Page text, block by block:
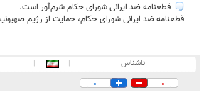
قطعنامه ضد ایرانی شورای حکام شرم‌آور است.
قطعنامه ضد ایرانی شورای حکام، حمایت از رژیم
ناشناس |
|
0
0